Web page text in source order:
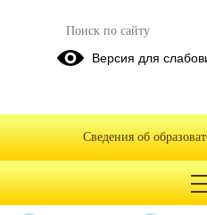
Дистанционное
Задание на
Версия для
Сведения об